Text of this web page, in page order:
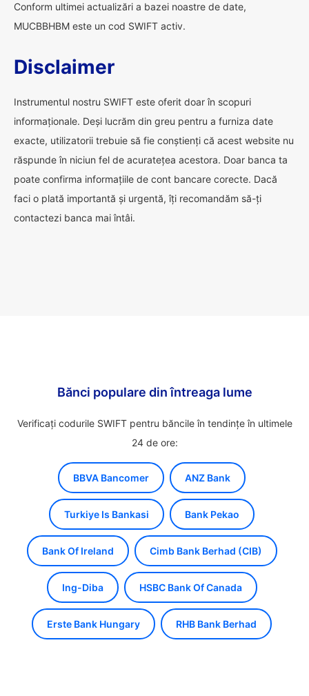
Conform ultimei actualizări a bazei noastre de date,
MUCBBHBM este un cod SWIFT activ.
Disclaimer
Instrumentul nostru SWIFT este oferit doar în scopuri
informaționale. Deși lucrăm din greu pentru a furniza date
exacte, utilizatorii trebuie să fie conștienți că acest website nu
răspunde în niciun fel de acuratețea acestora. Doar banca ta
poate confirma informațiile de cont bancare corecte. Dacă
faci o plată importantă și urgentă, îți recomandăm să-ți
contactezi banca mai întâi.
Bănci populare din întreaga lume
Verificați codurile SWIFT pentru băncile în tendințe în ultimele
24 de ore:
BBVA Bancomer ANZ Bank
Turkiye Is Bankasi Bank Pekao
Bank Of Ireland Cimb Bank Berhad (CIB)
Ing-Diba HSBC Bank Of Canada
Erste Bank Hungary RHB Bank Berhad